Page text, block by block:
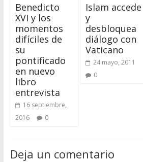
Benedicto
XVI y los
momentos
difíciles de
su
pontificado
en nuevo
libro
entrevista
16 septiembre,
2016
0
Islam accede
y
desbloquea
diálogo con
Vaticano
24 mayo, 2011
0
Deja un comentario